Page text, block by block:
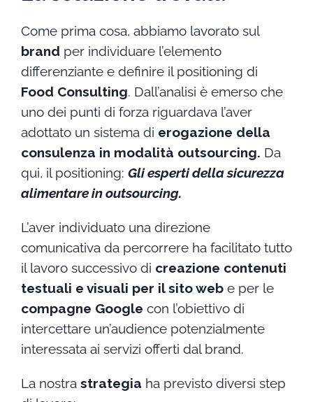
Come prima cosa, abbiamo lavorato sul
brand per individuare l’elemento
differenziante e definire il positioning di
Food Consulting. Dall’analisi è emerso che
uno dei punti di forza riguardava l’aver
adottato un sistema di erogazione della
consulenza in modalità outsourcing. Da
qui, il positioning: Gli esperti della sicurezza
alimentare in outsourcing.
L’aver individuato una direzione
comunicativa da percorrere ha facilitato tutto
il lavoro successivo di creazione contenuti
testuali e visuali per il sito webe per le
compagne Google con l’obiettivo di
intercettare un’audience potenzialmente
interessata ai servizi offerti dal brand.
La nostra strategia ha previsto diversi step